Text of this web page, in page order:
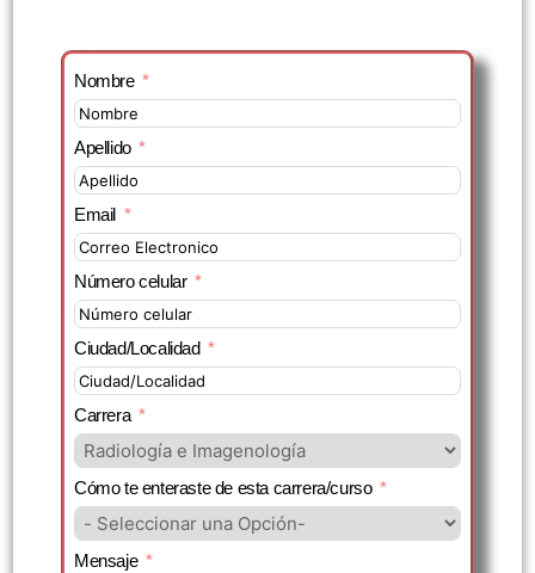
Nombre
Apellido
Email
Número celular
Ciudad/Localidad
Carrera
Cómo te enteraste de esta carrera/curso
Mensaje